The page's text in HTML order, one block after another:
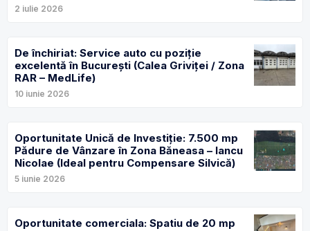
2 iulie 2026
De închiriat: Service auto cu poziție
excelentă în București (Calea Griviței / Zona
RAR – MedLife)
10 iunie 2026
Oportunitate Unică de Investiție: 7.500 mp
Pădure de Vânzare în Zona Băneasa – Iancu
Nicolae (Ideal pentru Compensare Silvică)
5 iunie 2026
Oportunitate comerciala: Spatiu de 20 mp